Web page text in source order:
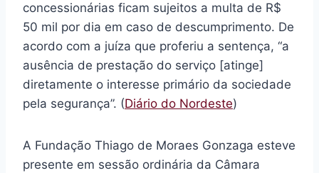
concessionárias ficam sujeitos a multa de R$
50 mil por dia em caso de descumprimento. De
acordo com a juíza que proferiu a sentença, “a
ausência de prestação do serviço [atinge]
diretamente o interesse primário da sociedade
pela segurança”. (Diário do Nordeste)
A Fundação Thiago de Moraes Gonzaga esteve
presente em sessão ordinária da Câmara